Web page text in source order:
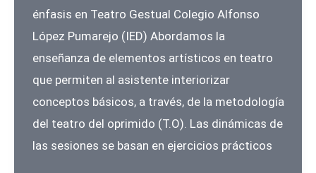
énfasis en Teatro Gestual Colegio Alfonso
López Pumarejo (IED) Abordamos la
enseñanza de elementos artísticos en teatro
que permiten al asistente interiorizar
conceptos básicos, a través, de la metodología
del teatro del oprimido (T.O). Las dinámicas de
las sesiones se basan en ejercicios prácticos